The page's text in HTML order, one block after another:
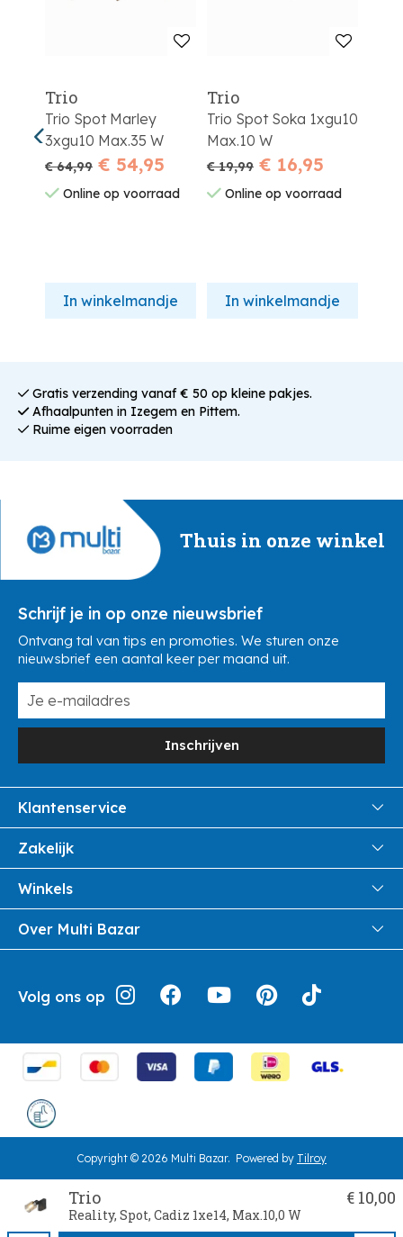
Trio
Reality, Spot, Cadiz 1xe14, Max.10,0 W
€ 10,00
Trio
Trio Spot Marley
3xgu10 Max.35 W
€ 64,99 € 54,95
Online op voorraad
In winkelmandje
Trio
Trio Spot Soka 1xgu10
Max.10 W
€ 19,99 € 16,95
Online op voorraad
In winkelmandje
Gratis verzending vanaf € 50 op kleine pakjes.
Afhaalpunten in Izegem en Pittem.
Ruime eigen voorraden
Thuis in onze winkel
Schrijf je in op onze nieuwsbrief
Ontvang tal van tips en promoties. We sturen onze
nieuwsbrief een aantal keer per maand uit.
Inschrijven
Klantenservice
FAQ
Veiligheid en Privacy
Leveren aan huis
Jouw bestelling
Geschiedenis
Cookie instellingen
Klantendienst
Herroepingsrecht
Zakelijk
Samenwoonactie
B2B
Winkels
Pittem
Izegem
Over Multi Bazar
Verhuurdienst
Over Multi Bazar
Inspiratie
Terugroepacties
Volg ons op
Copyright © 2026 Multi Bazar. Powered by Tilroy